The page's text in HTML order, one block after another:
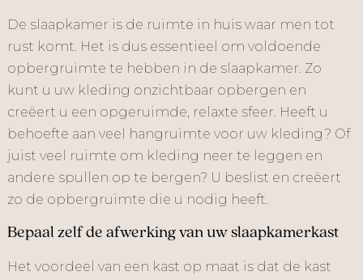
De slaapkamer is de ruimte in huis waar men tot
rust komt. Het is dus essentieel om voldoende
opbergruimte te hebben in de slaapkamer. Zo
kunt u uw kleding onzichtbaar opbergen en
creëert u een opgeruimde, relaxte sfeer. Heeft u
behoefte aan veel hangruimte voor uw kleding? Of
juist veel ruimte om kleding neer te leggen en
andere spullen op te bergen? U beslist en creëert
zo de opbergruimte die u nodig heeft.
Bepaal zelf de afwerking van uw slaapkamerkast
Het voordeel van een kast op maat is dat de kast